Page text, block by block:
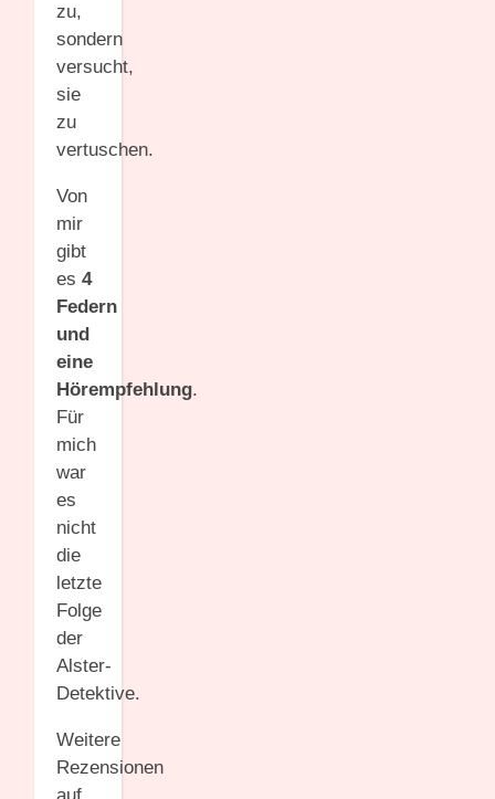
zu,
sondern
versucht,
sie
zu
vertuschen.
Von
mir
gibt
es 4
Federn
und
eine
Hörempfehlung.
Für
mich
war
es
nicht
die
letzte
Folge
der
Alster-
Detektive.
Weitere
Rezensionen